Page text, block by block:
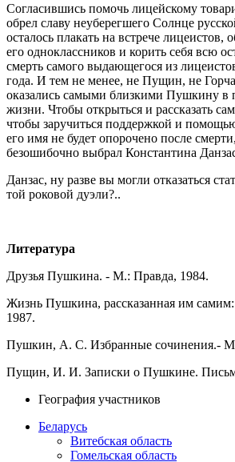
Согласившись помочь лицейскому
обрел славу неуберегшего Солнце
осталось плакать на встрече
его одноклассников и корить себя всю
смерть самого выдающегося из
года. И тем не менее, не Пущин, не
оказались самыми близкими Пушкину в
жизни. Чтобы открыться и рассказать
чтобы заручиться поддержкой и
его имя не будет опорочено после
безошибочно выбрал Константина
Данзас, ну разве вы могли отказаться
той роковой дуэли?..
Литература
Друзья Пушкина. - М.: Правда, 1984.
Жизнь Пушкина, рассказанная им
1987.
Пушкин, А. С. Избранные сочинения.-
Пущин, И. И. Записки о Пушкине.
География участников
Беларусь
Витебская область
Гомельская область